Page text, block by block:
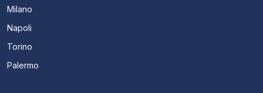
Milano
Napoli
Torino
Palermo